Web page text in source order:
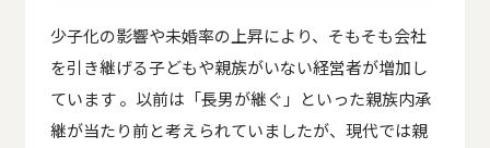
少子化の影響や未婚率の上昇により、そもそも会社
を引き継げる子どもや親族がいない経営者が増加し
ています 。以前は「長男が継ぐ」といった親族内承
継が当たり前と考えられていましたが、現代では親